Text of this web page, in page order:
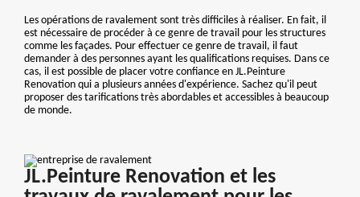
Les opérations de ravalement sont très difficiles à réaliser. En fait, il
est nécessaire de procéder à ce genre de travail pour les structures
comme les façades. Pour effectuer ce genre de travail, il faut
demander à des personnes ayant les qualifications requises. Dans ce
cas, il est possible de placer votre confiance en JL.Peinture
Renovation qui a plusieurs années d'expérience. Sachez qu'il peut
proposer des tarifications très abordables et accessibles à beaucoup
de monde.
JL.Peinture Renovation et les